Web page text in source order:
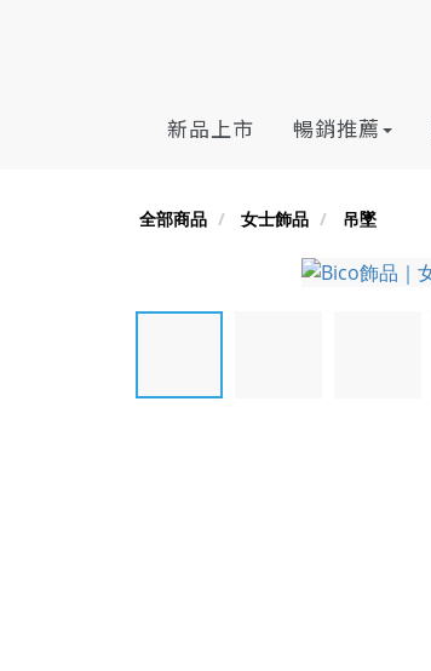
新品上市 暢銷推薦
全部商品 女士飾品 吊墜